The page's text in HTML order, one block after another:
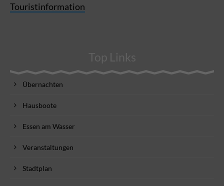
Touristinformation
Top Links
Übernachten
Hausboote
Essen am Wasser
Veranstaltungen
Stadtplan